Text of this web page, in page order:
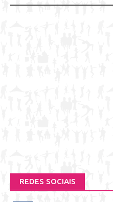
REDES SOCIAIS